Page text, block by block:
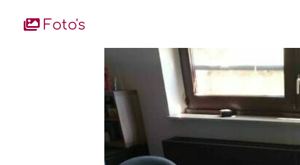
Foto's